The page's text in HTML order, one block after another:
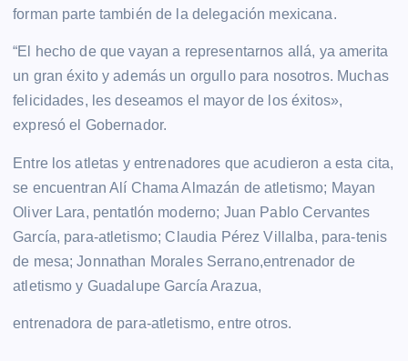
forman parte también de la delegación mexicana.
“El hecho de que vayan a representarnos allá, ya amerita
un gran éxito y además un orgullo para nosotros. Muchas
felicidades, les deseamos el mayor de los éxitos»,
expresó el Gobernador.
Entre los atletas y entrenadores que acudieron a esta cita,
se encuentran Alí Chama Almazán de atletismo; Mayan
Oliver Lara, pentatlón moderno; Juan Pablo Cervantes
García, para-atletismo; Claudia Pérez Villalba, para-tenis
de mesa; Jonnathan Morales Serrano,entrenador de
atletismo y Guadalupe García Arazua,
entrenadora de para-atletismo, entre otros.